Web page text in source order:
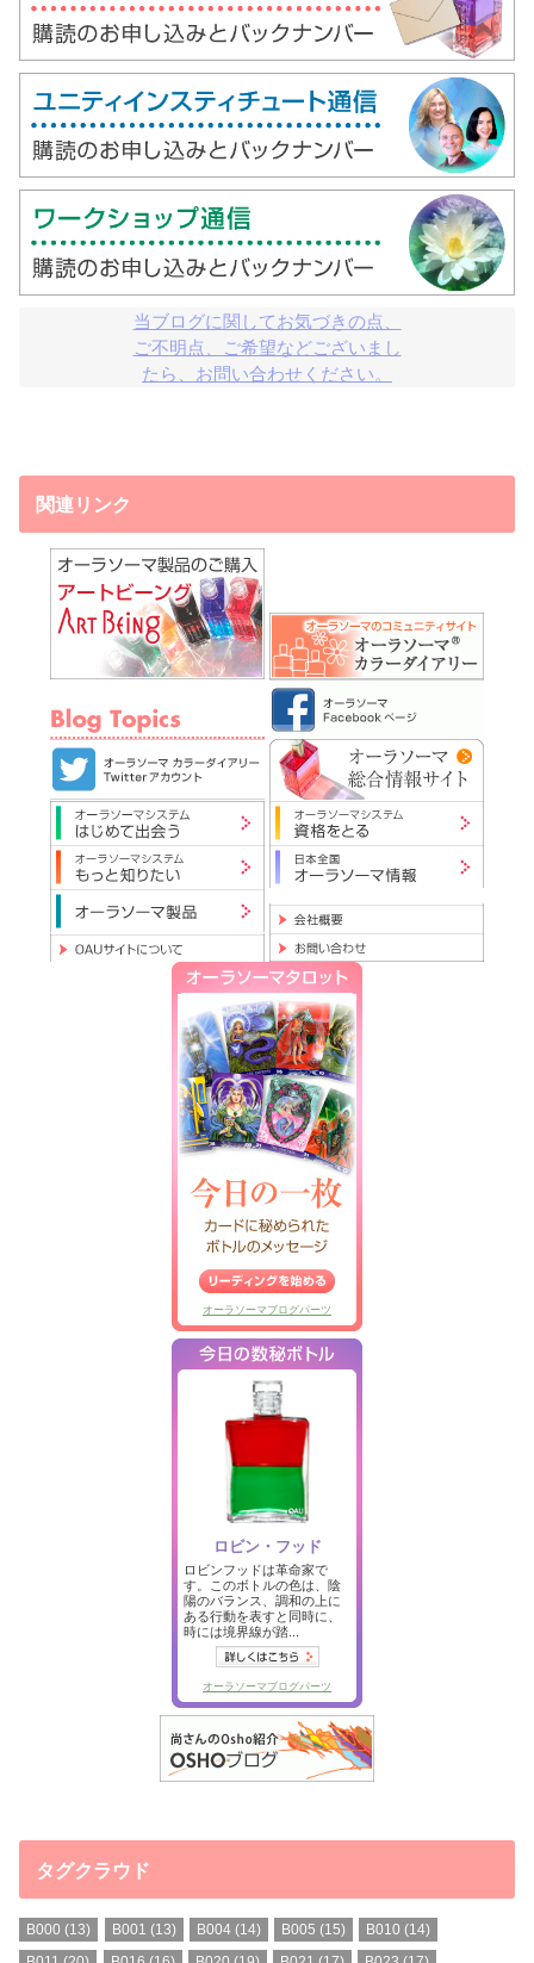
当ブログに関してお気づきの点、
ご不明点、ご希望などございまし
たら、お問い合わせください。
関連リンク
タグクラウド
B000 (13) B001 (13) B004(14) B005 (15) B010 (14)